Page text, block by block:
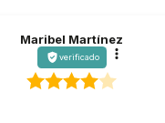
Maribel Martínez
verificado